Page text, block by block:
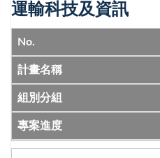
運輸科技及資訊
No.
計畫名稱
組別分組
專案進度